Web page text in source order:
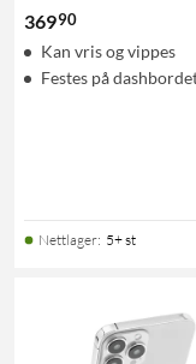
36990
Kan vris og vippes
Festes på
Nettlager: 5+ st